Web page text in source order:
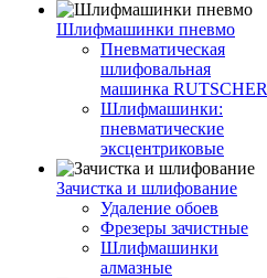
Шлифмашинки пневмо
Пневматическая
шлифовальная
машинка RUTSCHER
Шлифмашинки:
пневматические
эксцентриковые
Зачистка и шлифование
Удаление обоев
Фрезеры зачистные
Шлифмашинки
алмазные